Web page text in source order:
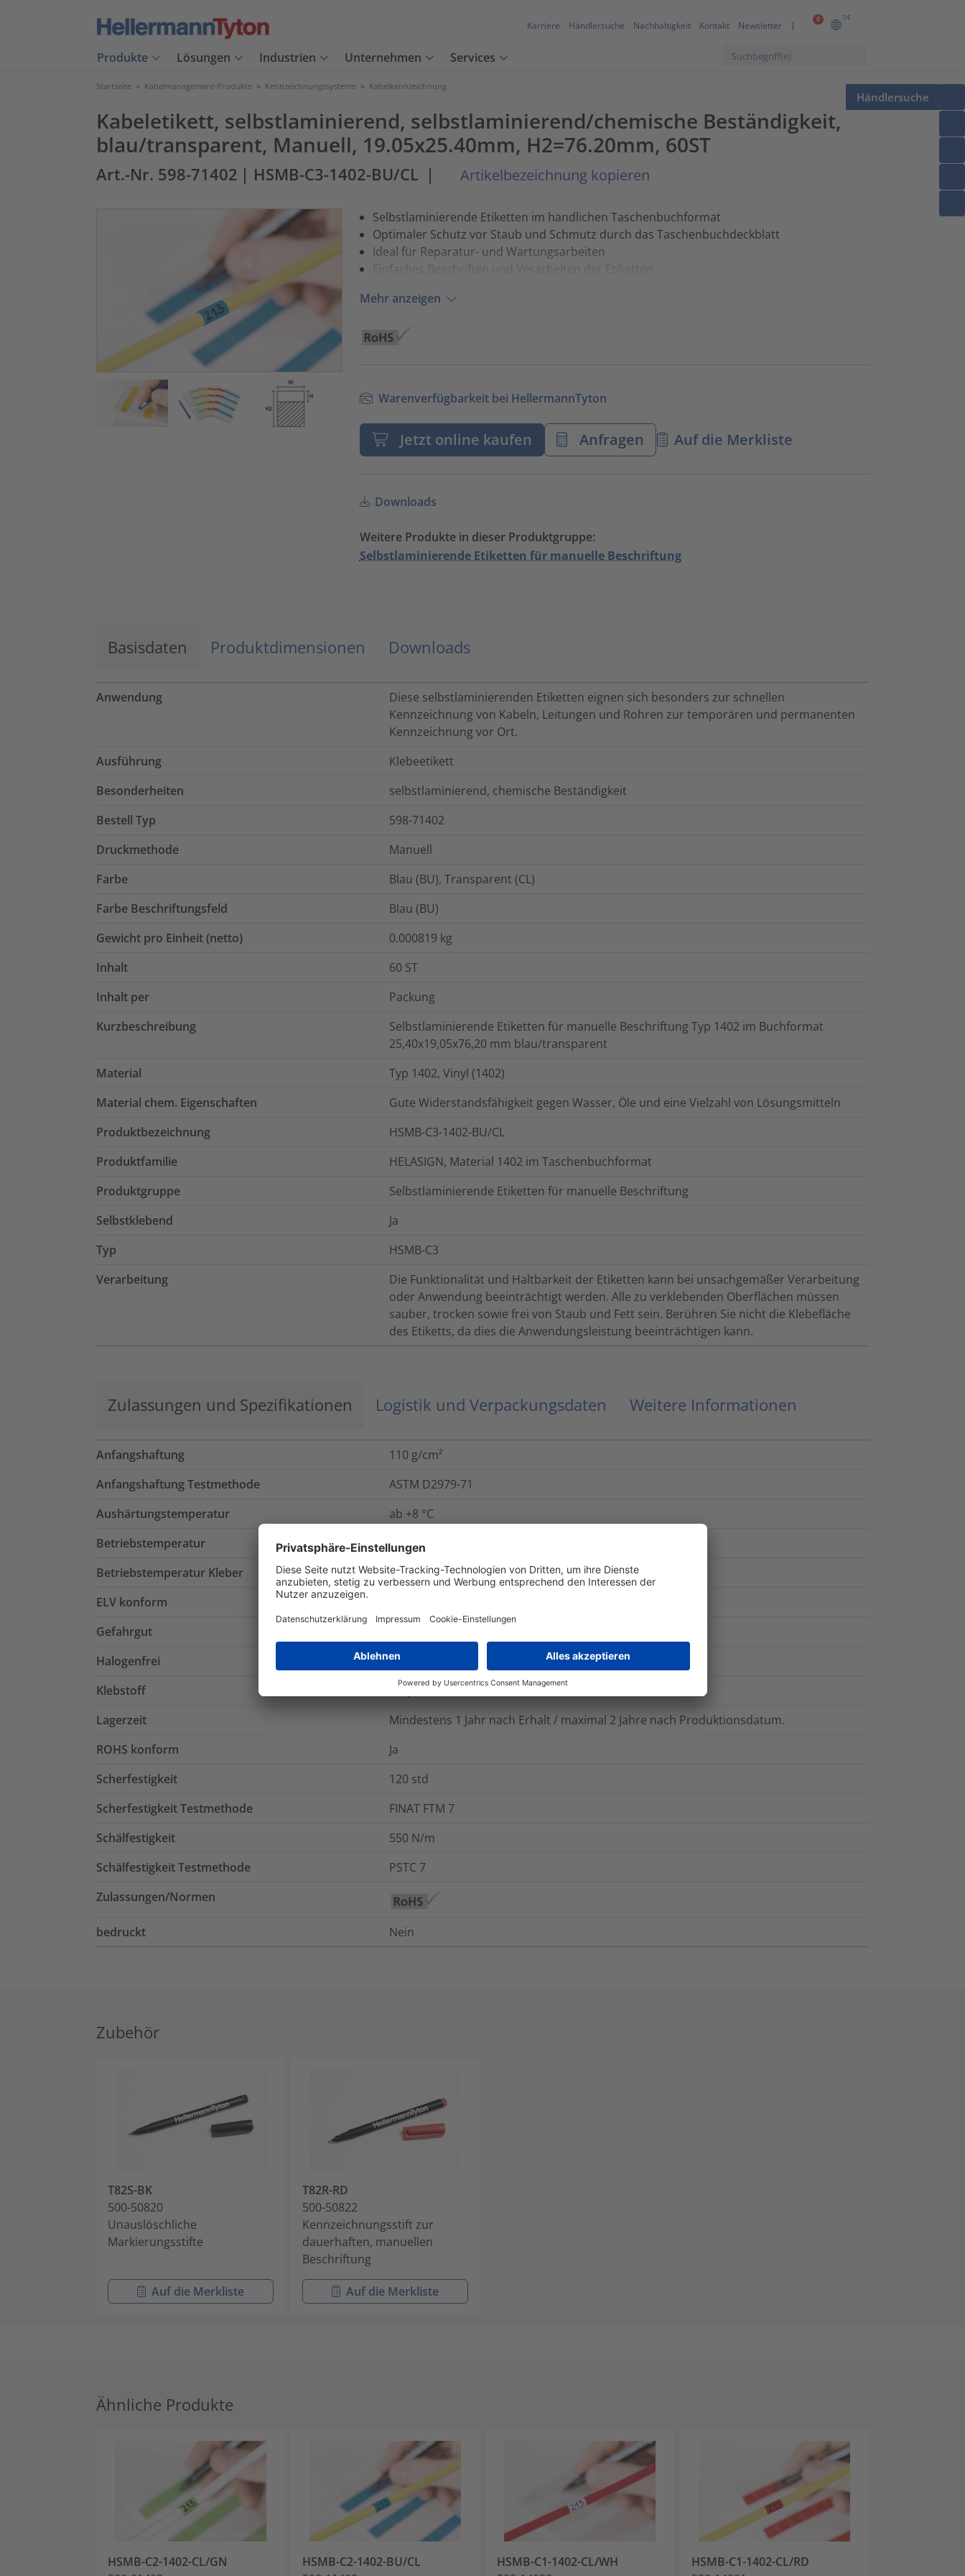
0 DE
Karriere Händlersuche Nachhaltigkeit Kontakt Newsletter
Produkte Lösungen Industrien Unternehmen Services
Händlersuche
Startseite > Kabelmanagement-Produkte > Kennzeichnungssysteme > Kabelkennzeichnung
Kabeletikett, selbstlaminierend, selbstlaminierend/chemische Beständigkeit,
blau/transparent, Manuell, 19.05x25.40mm, H2=76.20mm, 60ST
Art.-Nr. 598-71402 | HSMB-C3-1402-BU/CL | Artikelbezeichnung kopieren
Selbstlaminierende Etiketten im handlichen Taschenbuchformat
Optimaler Schutz vor Staub und Schmutz durch das Taschenbuchdeckblatt
Ideal für Reparatur- und Wartungsarbeiten
Einfaches Beschriften und Verarbeiten der Etiketten
Mehr anzeigen
Warenverfügbarkeit bei HellermannTyton
Jetzt online kaufen Anfragen Auf die Merkliste
Downloads
Weitere Produkte in dieser Produktgruppe:
Selbstlaminierende Etiketten für manuelle Beschriftung
Basisdaten Produktdimensionen Downloads
Anwendung
Diese selbstlaminierenden Etiketten eignen sich besonders zur schnellen
Kennzeichnung von Kabeln, Leitungen und Rohren zur temporären und permanenten
Kennzeichnung vor Ort.
Ausführung
Klebeetikett
Besonderheiten
selbstlaminierend, chemische Beständigkeit
Bestell Typ
598-71402
Druckmethode
Manuell
Farbe
Blau (BU), Transparent (CL)
Farbe Beschriftungsfeld
Blau (BU)
Gewicht pro Einheit (netto)
0.000819 kg
Inhalt
60 ST
Inhalt per
Packung
Kurzbeschreibung
Selbstlaminierende Etiketten für manuelle Beschriftung Typ 1402 im Buchformat
25,40x19,05x76,20 mm blau/transparent
Material
Typ 1402, Vinyl (1402)
Material chem. Eigenschaften
Gute Widerstandsfähigkeit gegen Wasser, Öle und eine Vielzahl von Lösungsmitteln
Produktbezeichnung
HSMB-C3-1402-BU/CL
Produktfamilie
HELASIGN, Material 1402 im Taschenbuchformat
Produktgruppe
Selbstlaminierende Etiketten für manuelle Beschriftung
Selbstklebend
Ja
Typ
HSMB-C3
Verarbeitung
Die Funktionalität und Haltbarkeit der Etiketten kann bei unsachgemäßer Verarbeitung
oder Anwendung beeinträchtigt werden. Alle zu verklebenden Oberflächen müssen
sauber, trocken sowie frei von Staub und Fett sein. Berühren Sie nicht die Klebefläche
des Etiketts, da dies die Anwendungsleistung beeinträchtigen kann.
Zulassungen und Spezifikationen Logistik und Verpackungsdaten Weitere Informationen
Anfangshaftung 110 g/cm²
Anfangshaftung Testmethode
ASTM D2979-71
Aushärtungstemperatur
ab +8 °C
Betriebstemperatur
-40 °C bis +80 °C
Betriebstemperatur Kleber
-40 °C bis +80 °C
ELV konform
Gefahrgut
Halogenfrei
Nein
Klebstoff
Acryl
Lagerzeit
Mindestens 1 Jahr nach Erhalt / maximal 2 Jahre nach Produktionsdatum.
ROHS konform
Ja
Scherfestigkeit
120 std
Scherfestigkeit Testmethode
FINAT FTM 7
Schälfestigkeit
550 N/m
Schälfestigkeit Testmethode
PSTC 7
Zulassungen/Normen
bedruckt Nein
Zubehör
T82S-BK
500-50820
Unauslöschliche
Markierungsstifte
Auf die Merkliste
T82R-RD
500-50822
Kennzeichnungsstift zur
dauerhaften, manuellen
Beschriftung
Auf die Merkliste
Ähnliche Produkte
HSMB-C2-1402-CL/GN
HSMB-C2-1402-BU/CL
HSMB-C1-1402-CL/WH
HSMB-C1-1402-CL/RD